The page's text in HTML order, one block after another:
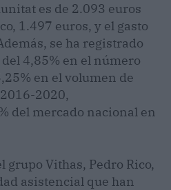
es de 2.093 euros
1.497 euros, y el gasto
se ha registrado
4,85% en el número
en el volumen de
2020,
del mercado nacional en
grupo Vithas, Pedro Rico,
asistencial que han